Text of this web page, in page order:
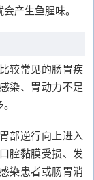
产生鱼腥味。
较常见的肠胃疾
染、胃动力不足
部逆行向上进入
腔黏膜受损、发
染患者或肠胃消